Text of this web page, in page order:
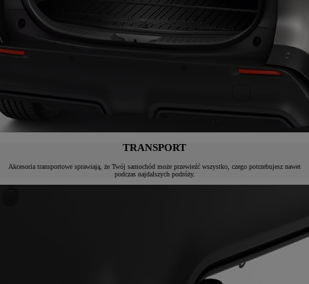
TRANSPORT
Akcesoria transportowe sprawiają, że Twój samochód może przewieźć wszystko, czego potrzebujesz nawet
podczas najdalszych podróży.